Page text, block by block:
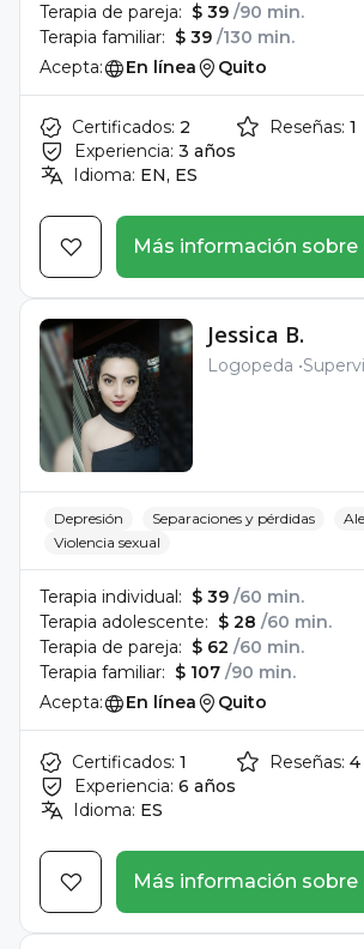
Terapia de pareja: $ 39 /90 min.
Terapia familiar: $ 39 /130 min.
Acepta:
En línea Quito
Certificados: 2
Experiencia: 3 años
Idioma: EN, ES
Reseñas: 1
Más información
Jessica B.
Logopeda
Depresión Separaciones y pérdidas
Violencia sexual
Terapia individual: $ 39 /60 min.
Terapia adolescente: $ 28 /60 min.
Terapia de pareja: $ 62 /60 min.
Terapia familiar: $ 107 /90 min.
Acepta:
En línea Quito
Certificados: 1
Experiencia: 6 años
Idioma: ES
Reseñas: 4
Más información